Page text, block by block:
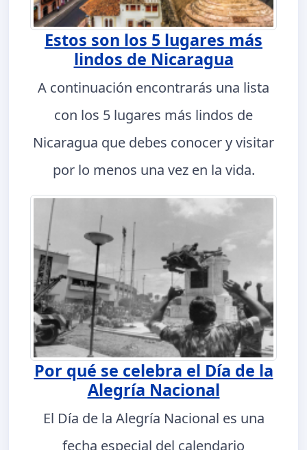
Estos son los 5 lugares más
lindos de Nicaragua
A continuación encontrarás una lista
con los 5 lugares más lindos de
Nicaragua que debes conocer y visitar
por lo menos una vez en la vida.
Por qué se celebra el Día de la
Alegría Nacional
El Día de la Alegría Nacional es una
fecha especial del calendario